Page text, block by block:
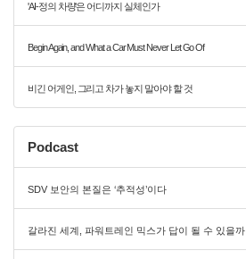
'AI-정의 차량'은 어디까지 실체인가
Begin Again, and What a Car Must Never Let Go Of
비긴 어게인, 그리고 차가 놓지 말아야 할 것
Podcast
SDV 보안의 본질은 ‘추적성’이다
갈라진 세계, 파워트레인 믹스가 답이 될 수 있을까